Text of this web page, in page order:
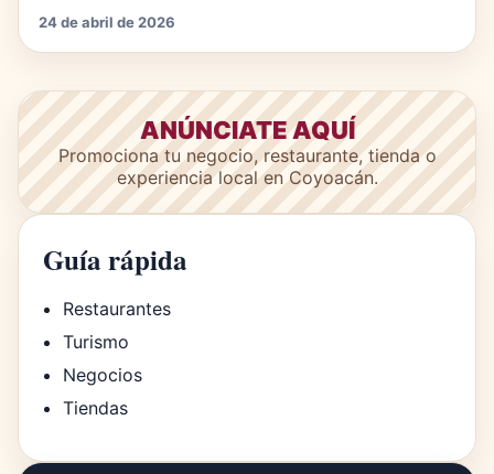
24 de abril de 2026
ANÚNCIATE AQUÍ
Promociona tu negocio, restaurante, tienda o
experiencia local en Coyoacán.
Guía rápida
Restaurantes
Turismo
Negocios
Tiendas